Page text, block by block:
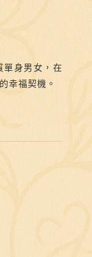
單身男女，在
幸福契機。